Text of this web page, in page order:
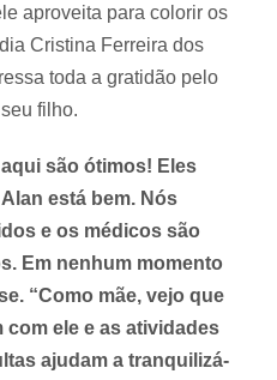
aproveita para colorir os
Cristina Ferreira dos
toda a gratidão pelo
filho.
são ótimos! Eles
está bem. Nós
e os médicos são
Em nenhum momento
“Como mãe, vejo que
ele e as atividades
ajudam a tranquilizá-